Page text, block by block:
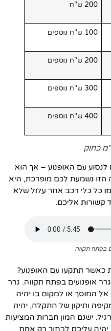
200 ש"ח
100 ש"ח נוספים
200 ש"ח נוספים
300 ש"ח נוספים
400 ש"ח נוספים
כחוק
עם האופנוע – אך הוא
הזו נשמעת לכם מופרכת, היא
כל כלי רכב אחר עלול שלא
קשורות אליכם.
בפתח תקווה
כאשר תתקעו עם האופנוע?
אופנועים בפתח תקווה. גרר
אל המוסך או למקום בו יהיה
ותיקון של התקלה, יהיה
ישנם המון חברות המציעות